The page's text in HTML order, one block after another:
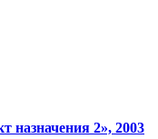
назначения 2», 2003